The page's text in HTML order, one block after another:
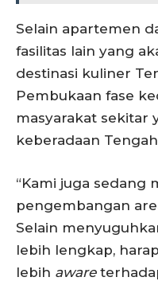
Selain apartemen
fasilitas lain yang
destinasi kuliner
Pembukaan fase
masyarakat sekitar
keberadaan
“Kami juga sedang
pengembangan
Selain
lebih lengkap,
lebih aware